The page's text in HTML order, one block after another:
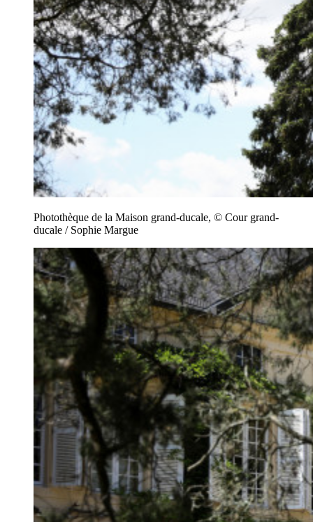
Photothèque de la Maison grand-ducale, © Cour grand-
ducale / Sophie Margue